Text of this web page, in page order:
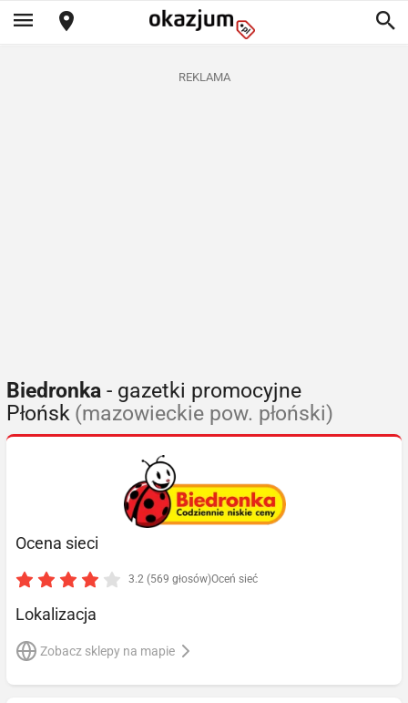
REKLAMA
Biedronka - gazetki promocyjne
Płońsk (mazowieckie pow. płoński)
Ocena sieci
3.2 (569 głosów)Oceń sieć
Lokalizacja
Zobacz sklepy na mapie